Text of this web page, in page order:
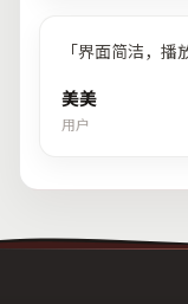
「界面简洁，播
美美
用户